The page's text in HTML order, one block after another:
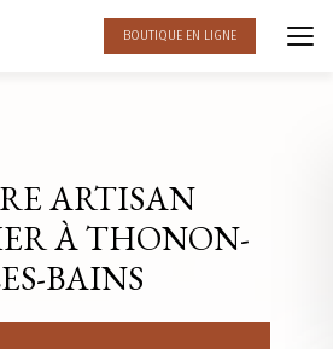
BOUTIQUE EN LIGNE
ARTISAN
À THONON-
BAINS